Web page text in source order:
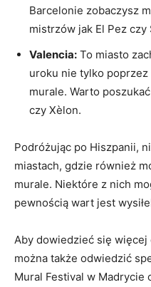
Barcelonie zobaczysz
mistrzów jak El Pez czy
Valencia: To miasto
uroku nie tylko
murale. Warto
czy Xèlon.
Podróżując po Hiszpanii,
miastach, gdzie również
murale. Niektóre z nich
pewnością wart jest
Aby dowiedzieć się
można także odwiedzić
Mural Festival w Madrycie